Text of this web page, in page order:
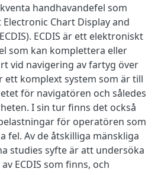
handhavandefel som
Chart Display and
ECDIS är ett elektroniskt
som kan komplettera eller
vid navigering av fartyg över
ett komplext system som är till
för navigatören och således
I sin tur finns det också
för operatören som
fel. Av de åtskilliga mänskliga
studies syfte är att undersöka
ECDIS som finns, och